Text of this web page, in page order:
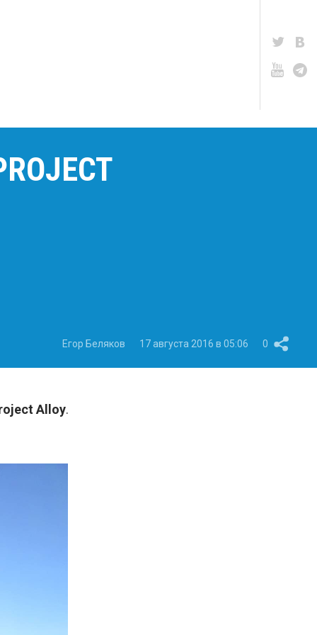
Егор Беляков 17 августа 2016 в 05:06 0
Alloy.